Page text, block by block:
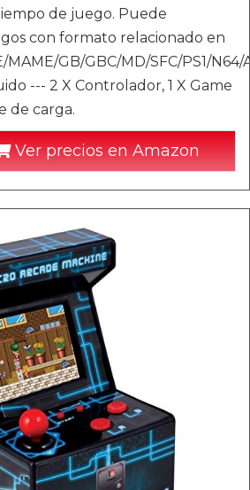
de juego. Puede
con formato relacionado en
MAME/GB/GBC/MD/SFC/PS1/N64/
--- 2 X Controlador, 1 X Game
de carga.
Ver precios en Amazon